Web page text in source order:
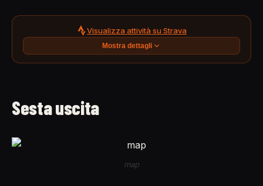
Visualizza attività su Strava
Mostra dettagli
Sesta uscita
map